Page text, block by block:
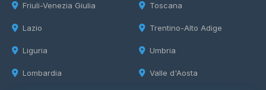
Friuli-Venezia Giulia
Lazio
Liguria
Lombardia
Toscana
Trentino-Alto Adige
Umbria
Valle d'Aosta